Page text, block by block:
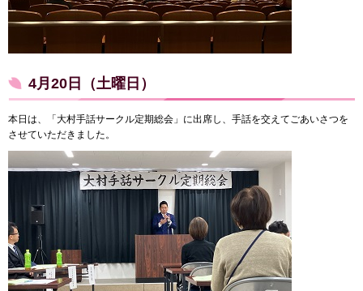
4月20日（土曜日）
本日は、「大村手話サークル定期総会」に出席し、手話を交えてごあいさつを
させていただきました。